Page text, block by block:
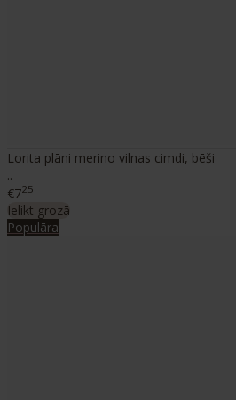
Lorita plāni merino vilnas cimdi, bēši
..
€725
Ielikt grozā
Populāra